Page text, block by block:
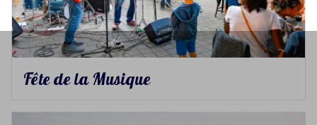
Fête de la Musique